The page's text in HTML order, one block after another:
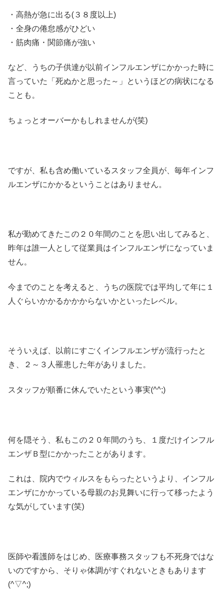
・高熱が急に出る(３８度以上)
・全身の倦怠感がひどい
・筋肉痛・関節痛が強い
など、うちの子供達が以前インフルエンザにかかった時に
言っていた「死ぬかと思った～」というほどの病状になる
ことも。
ちょっとオーバーかもしれませんが(笑)
ですが、私も含め働いているスタッフ全員が、毎年インフ
ルエンザにかかるということはありません。
私が勤めてきたこの２０年間のことを思い出してみると、
昨年は誰一人として従業員はインフルエンザになっていま
せん。
今までのことを考えると、うちの医院では平均して年に１
人ぐらいかかるかかからないかといったレベル。
そういえば、以前にすごくインフルエンザが流行ったと
き、２～３人罹患した年がありました。
スタッフが順番に休んでいたという事実(^^;)
何を隠そう、私もこの２０年間のうち、１度だけインフル
エンザＢ型にかかったことがあります。
これは、院内でウィルスをもらったというより、インフル
エンザにかかっている母親のお見舞いに行って移ったよう
な気がしています(笑)
医師や看護師をはじめ、医療事務スタッフも不死身ではな
いのですから、そりゃ体調がすぐれないときもあります
(^▽^;)